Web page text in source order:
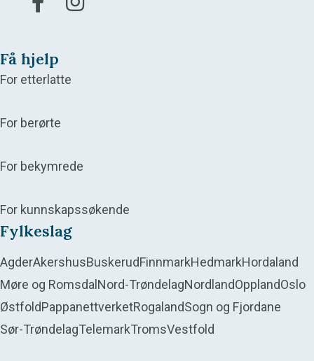
Få hjelp
For etterlatte
For berørte
For bekymrede
For kunnskapssøkende
Fylkeslag
AgderAkershusBuskerudFinnmarkHedmarkHordaland
Møre og Romsdal Nord-TrøndelagNordlandOpplandOslo
ØstfoldPappanettverketRogalandSogn og Fjordane
Sør-TrøndelagTelemarkTromsVestfold